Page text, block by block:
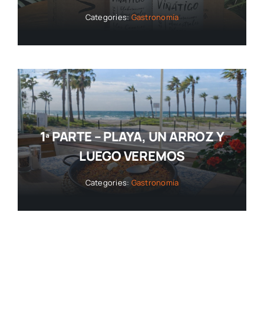
Categories: Gastronomía
1ª PARTE – PLAYA, UN ARROZ Y
LUEGO VEREMOS
Categories: Gastronomía